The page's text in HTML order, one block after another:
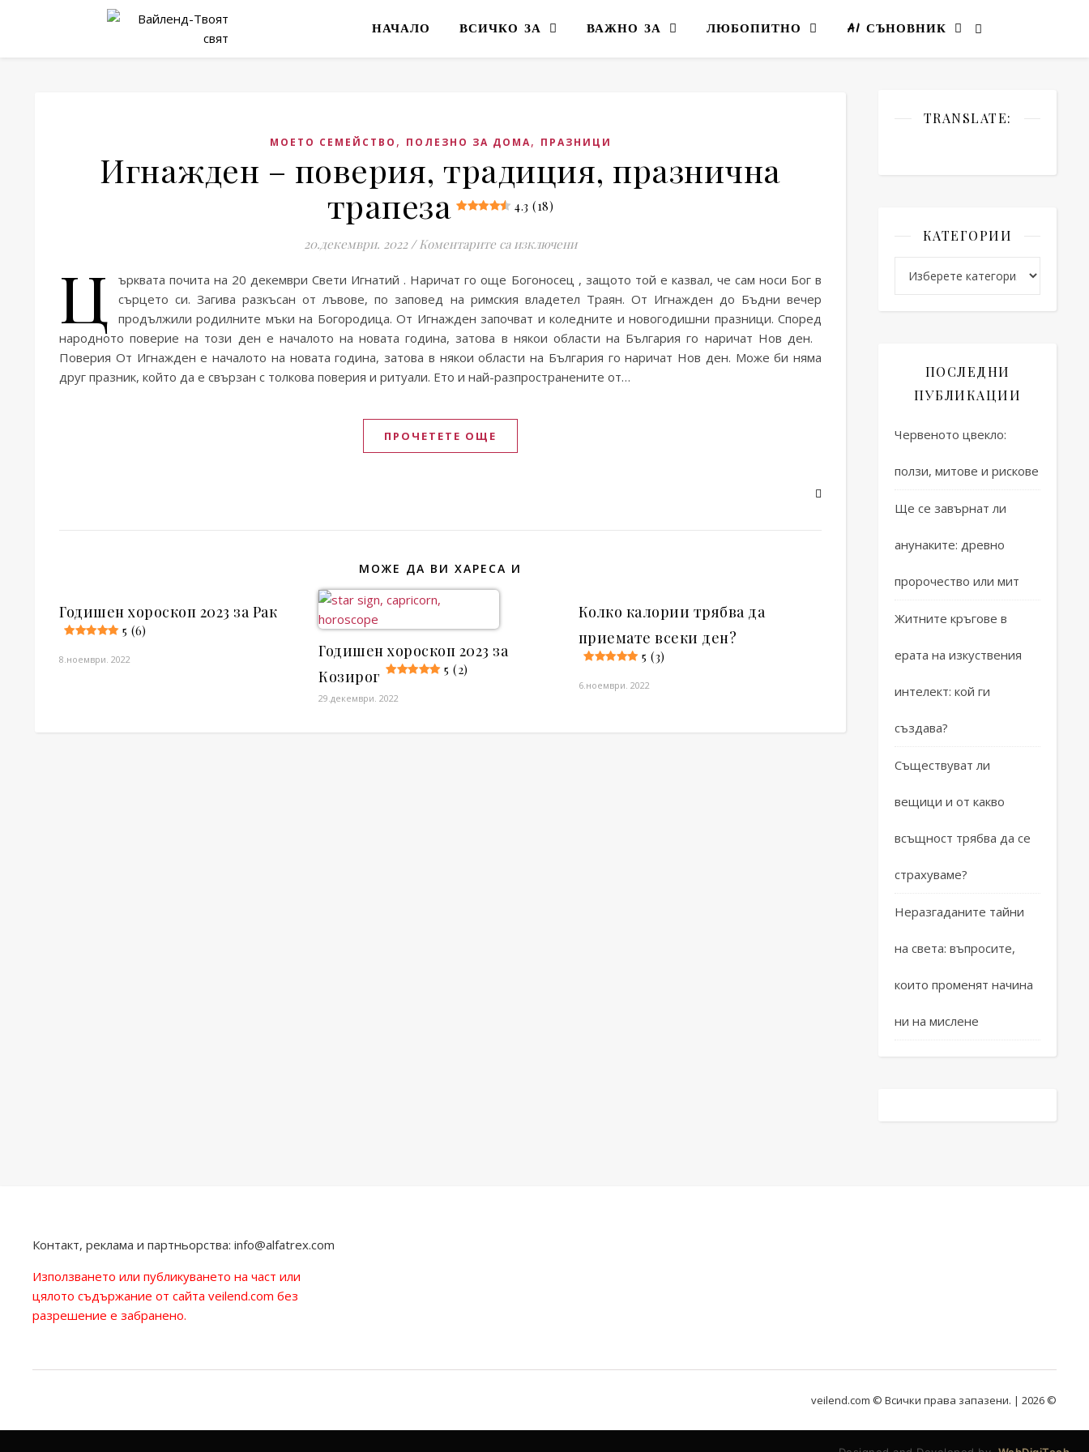
НАЧАЛО ВСИЧКО ЗА ВАЖНО ЗА ЛЮБОПИТНО AI СЪНОВНИК
МОЕТО СЕМЕЙСТВО , ПОЛЕЗНО ЗА ДОМА, ПРАЗНИЦИ
Игнажден – поверия, традиция, празнична
трапеза
4.3 (18)
20.декември. 2022 / Коментарите са изключениза Игнажден – поверия, традиция, празнична трапеза 4.3 (18)
Ц
ърквата почита на 20 декември Свети Игнатий . Наричат го още Богоносец , защото той е казвал, че сам носи Бог в
сърцето си. Загива разкъсан от лъвове, по заповед на римския владетел Траян. От Игнажден до Бъдни вечер
продължили родилните мъки на Богородица. От Игнажден започват и коледните и новогодишни празници. Според
народното поверие на този ден е началото на новата година, затова в някои области на България го наричат Нов ден.
Поверия От Игнажден е началото на новата година, затова в някои области на България го наричат Нов ден. Може би няма
друг празник, който да е свързан с толкова поверия и ритуали. Ето и най-разпространените от…
ПРОЧЕТЕТЕ ОЩЕ
МОЖЕ ДА ВИ ХАРЕСА И
Годишен хороскоп 2023 за Рак
5 (6)
8.ноември. 2022
Годишен хороскоп 2023 за
Козирог
5 (2)
29.декември. 2022
Колко калории трябва да
приемате всеки ден?
5 (3)
6.ноември. 2022
TRANSLATE:
КАТЕГОРИИ
ПОСЛЕДНИ
ПУБЛИКАЦИИ
Червеното цвекло:
ползи, митове и рискове
Ще се завърнат ли
анунаките: древно
пророчество или мит
Житните кръгове в
ерата на изкуствения
интелект: кой ги
създава?
Съществуват ли
вещици и от какво
всъщност трябва да се
страхуваме?
Неразгаданите тайни
на света: въпросите,
които променят начина
ни на мислене
Контакт, реклама и партньорства: info@alfatrex.com
Използването или публикуването на част или
цялото съдържание от сайта veilend.com без
разрешение е забранено.
veilend.com © Всички права запазени. | 2026 ©